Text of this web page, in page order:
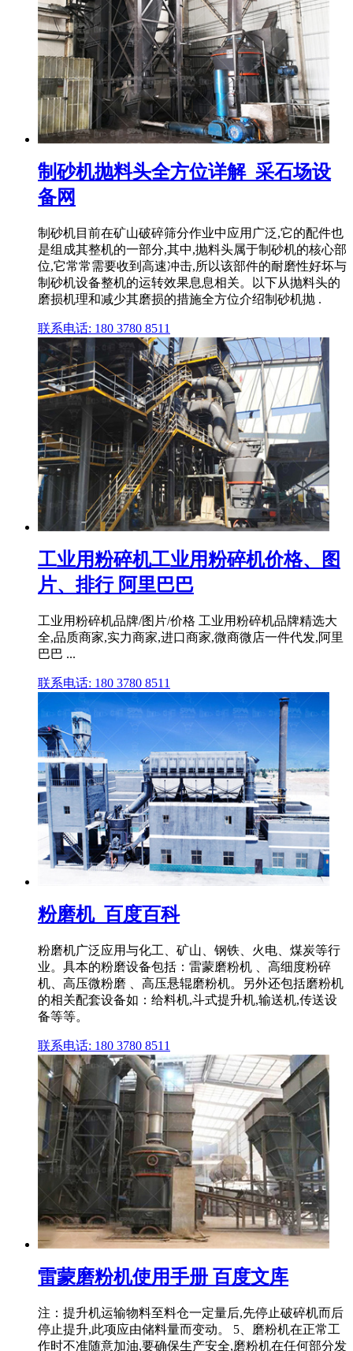
制砂机抛料头全方位详解_采石场设
备网
制砂机目前在矿山破碎筛分作业中应用广泛,它的配件也
是组成其整机的一部分,其中,抛料头属于制砂机的核心部
位,它常常需要收到高速冲击,所以该部件的耐磨性好坏与
制砂机设备整机的运转效果息息相关。以下从抛料头的
磨损机理和减少其磨损的措施全方位介绍制砂机抛 .
联系电话: 180 3780 8511
工业用粉碎机工业用粉碎机价格、图
片、排行 阿里巴巴
工业用粉碎机品牌/图片/价格 工业用粉碎机品牌精选大
全,品质商家,实力商家,进口商家,微商微店一件代发,阿里
巴巴 ...
联系电话: 180 3780 8511
粉磨机_百度百科
粉磨机广泛应用与化工、矿山、钢铁、火电、煤炭等行
业。具本的粉磨设备包括：雷蒙磨粉机 、高细度粉碎
机、高压微粉磨 、高压悬辊磨粉机。另外还包括磨粉机
的相关配套设备如：给料机,斗式提升机,输送机,传送设
备等等。
联系电话: 180 3780 8511
雷蒙磨粉机使用手册 百度文库
注：提升机运输物料至料仓一定量后,先停止破碎机而后
停止提升,此项应由储料量而变动。 5、磨粉机在正常工
作时不准随意加油,要确保生产安全,磨粉机在任何部分发